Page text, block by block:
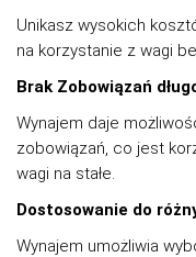
Unikasz wysokich
na korzystanie z wagi
Brak Zobowiązań
Wynajem daje
zobowiązań, co jest
wagi na stałe.
Dostosowanie do
Wynajem umożliwia